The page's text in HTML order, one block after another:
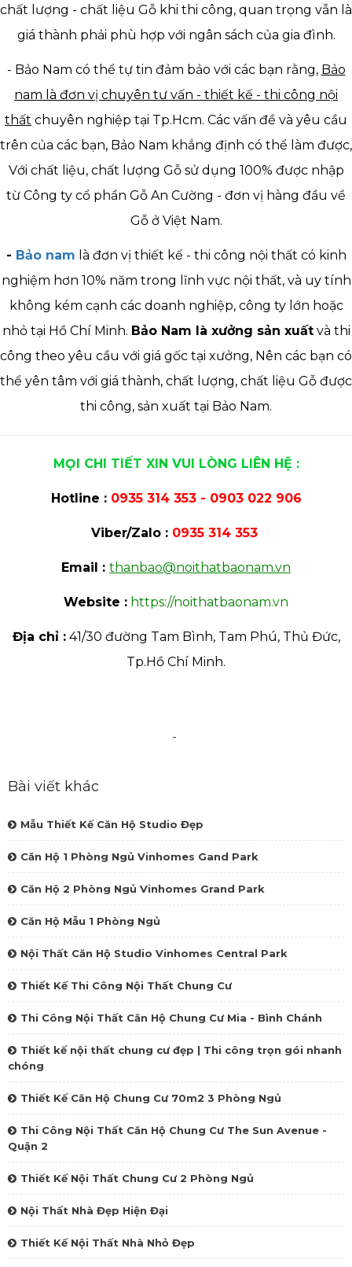
chất lượng - chất liệu Gỗ khi thi công, quan trọng vẫn là
giá thành phải phù hợp với ngân sách của gia đình.
- Bảo Nam có thể tự tin đảm bảo với các bạn rằng, Bảo
nam là đơn vị chuyên tư vấn - thiết kế - thi công nội
thất chuyên nghiệp tại Tp.Hcm. Các vấn đề và yêu cầu
trên của các bạn, Bảo Nam khẳng định có thể làm được,
Với chất liệu, chất lượng Gỗ sử dụng 100% được nhập
từ Công ty cổ phần Gỗ An Cường - đơn vị hàng đầu về
Gỗ ở Việt Nam.
- Bảo nam là đơn vị thiết kế - thi công nội thất có kinh
nghiệm hơn 10% năm trong lĩnh vực nội thất, và uy tính
không kém cạnh các doanh nghiệp, công ty lớn hoặc
nhỏ tại Hồ Chí Minh. Bảo Nam là xưởng sản xuấtvà thi
công theo yêu cầu với giá gốc tại xưởng, Nên các bạn có
thể yên tâm với giá thành, chất lượng, chất liệu Gỗ được
thi công, sản xuất tại Bảo Nam.
MỌI CHI TIẾT XIN VUI LÒNG LIÊN HỆ :
Hotline : 0935 314 353 - 0903 022 906
Viber/Zalo : 0935 314 353
Email : thanbao@noithatbaonam.vn
Website : https://noithatbaonam.vn
Địa chỉ :41/30 đường Tam Bình, Tam Phú, Thủ Đức,
Tp.Hồ Chí Minh.
-
Bài viết khác
Mẫu Thiết Kế Căn Hộ Studio Đẹp
Căn Hộ 1 Phòng Ngủ Vinhomes Gand Park
Căn Hộ 2 Phòng Ngủ Vinhomes Grand Park
Căn Hộ Mẫu 1 Phòng Ngủ
Nội Thất Căn Hộ Studio Vinhomes Central Park
Thiết Kế Thi Công Nội Thất Chung Cư
Thi Công Nội Thất Căn Hộ Chung Cư Mia - Bình Chánh
Thiết kế nội thất chung cư đẹp | Thi công trọn gói nhanh
chóng‎
Thiết Kế Căn Hộ Chung Cư 70m2 3 Phòng Ngủ
Thi Công Nội Thất Căn Hộ Chung Cư The Sun Avenue -
Quận 2
Thiết Kế Nội Thất Chung Cư 2 Phòng Ngủ
Nội Thất Nhà Đẹp Hiện Đại
Thiết Kế Nội Thất Nhà Nhỏ Đẹp